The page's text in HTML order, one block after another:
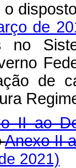
o
de
no
de
II ao
Anexo II
2021)